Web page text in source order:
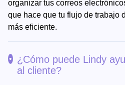
organizar tus correos
que hace que tu flujo de trabajo
más eficiente.
¿Cómo puede Lindy
al cliente?